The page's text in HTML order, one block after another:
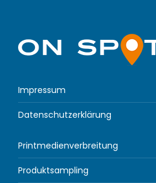
Impressum
Datenschutzerklärung
Printmedienverbreitung
Produktsampling